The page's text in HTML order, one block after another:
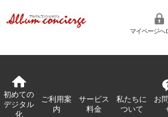
マイページへ
初めての
デジタル
化
ご利用案
内
サービス
料金
私たちに
ついて
お